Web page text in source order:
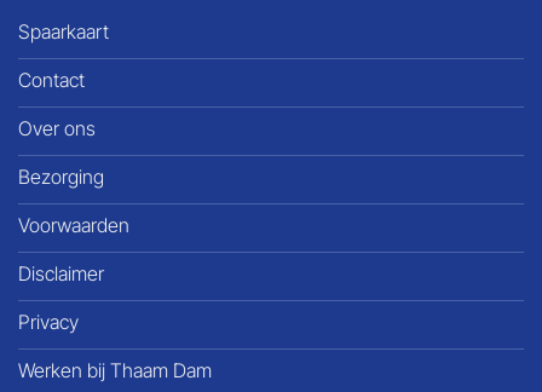
Spaarkaart
Contact
Over ons
Bezorging
Voorwaarden
Disclaimer
Privacy
Werken bij Thaam Dam